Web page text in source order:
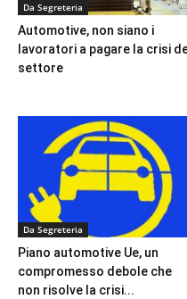
Da Segreteria
Automotive, non siano i
lavoratori a pagare la crisi
settore
Da Segreteria
Piano automotive Ue, un
compromesso debole che
non risolve la crisi...